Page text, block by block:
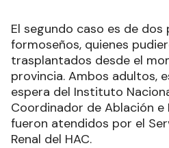
El segundo caso es de dos
formoseños, quienes
trasplantados desde el
provincia. Ambos adultos,
espera del Instituto
Coordinador de Ablación
fueron atendidos por el
Renal del HAC.